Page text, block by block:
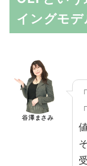
イングモ
谷澤まさみ